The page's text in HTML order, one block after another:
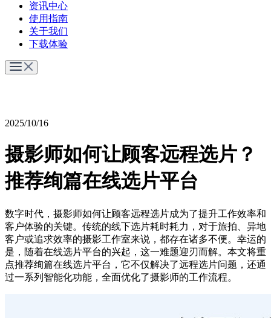
资讯中心
使用指南
关于我们
下载体验
2025/10/16
摄影师如何让顾客远程选片？
推荐绚篇在线选片平台
数字时代，摄影师如何让顾客远程选片成为了提升工作效率和
客户体验的关键。传统的线下选片耗时耗力，对于旅拍、异地
客户或追求效率的摄影工作室来说，都存在诸多不便。幸运的
是，随着在线选片平台的兴起，这一难题迎刃而解。本文将重
点推荐绚篇在线选片平台，它不仅解决了远程选片问题，还通
过一系列智能化功能，全面优化了摄影师的工作流程。